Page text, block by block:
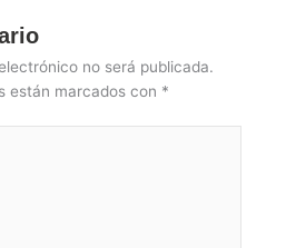
no será publicada.
están marcados con *